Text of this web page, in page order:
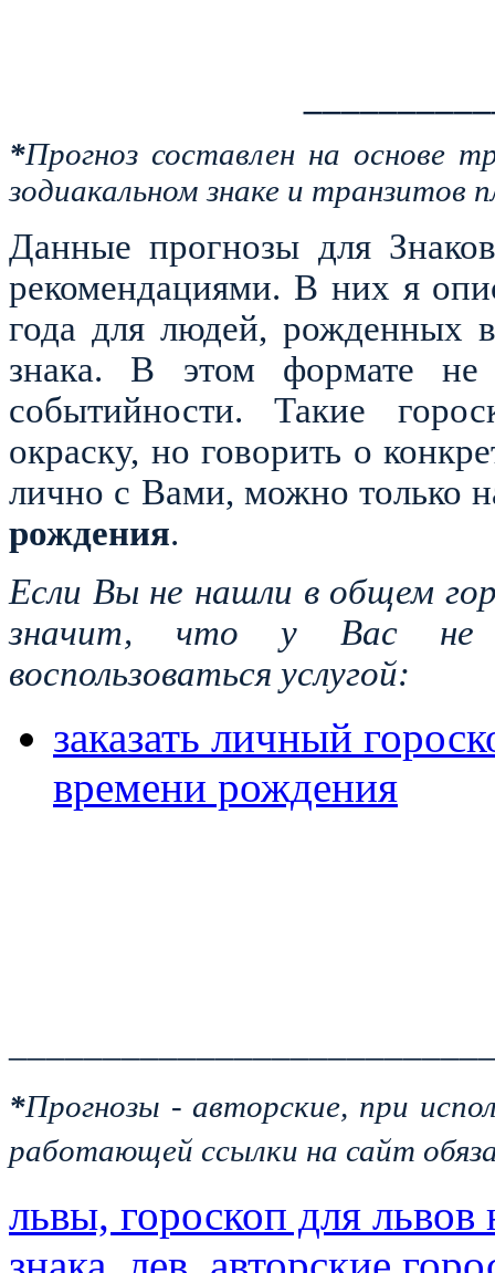
*Прогноз составлен на основе
зодиакальном знаке и транзитов
Данные прогнозы для
рекомендациями. В них я
года для людей, рожденных
знака. В этом формате не
событийности. Такие
окраску, но говорить о
лично с Вами, можно только
рождения.
Если Вы не нашли в общем
значит, что у Вас не
воспользоваться услугой:
заказать личный
времени рождения
*Прогнозы - авторские, при
работающей ссылки на сайт
львы, гороскоп для львов